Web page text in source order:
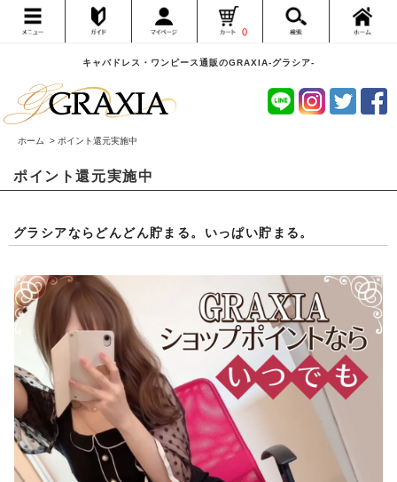
キャバドレス・ワンピース通販のGRAXIA-グラシア-
0
ホーム > ポイント還元実施中
ポイント還元実施中
グラシアならどんどん貯まる。いっぱい貯まる。